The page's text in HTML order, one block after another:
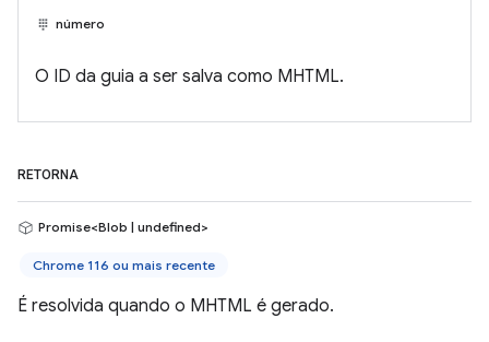
número
O ID da guia a ser salva como MHTML.
RETORNA
Promise<Blob | undefined>
Chrome 116 ou mais recente
É resolvida quando o MHTML é gerado.